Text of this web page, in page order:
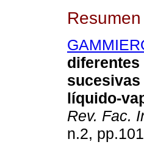
Resumen
líquido-
Rev. Fac.
n.2,